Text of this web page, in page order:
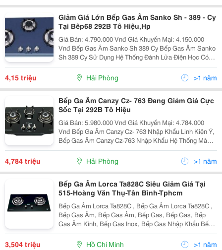
Giảm Giá Lớn Bếp Gas Âm Sanko Sh - 389 - Cy
Tại Bêp68 292B Tô Hiệu,Hp
Giá Bán: 4.790.000 Vnđ Giá Khuyến Mại: 4.150.000
Vnđ Bếp Gas Âm Sanko Sh 389 Cy Bếp Gas Âm Sanko
Sh 389 Cy Sử Dụng Hệ Thống Đánh Lửa Điện Học Có
Bộ Phận Điều Khiển Bằng Các Thiết Bị Điện Tử Tạo Ra
Các Tia Lửa Điện Giúp Nhiê
4,15 triệu Hải Phòng >1 năm
Bếp Ga Âm Canzy Cz- 763 Đang Giảm Giá Cực
Sốc Tại 292B Tô Hiệu
Giá Bán: 5.980.000 Vnđ Giá Khuyến Mại: 4.784.000
Vnđ Bếp Ga Âm Canzy Cz- 763 Nhập Khẩu Linh Kiện Ý,
Bếp Gas Âm Canzy Cz-763 Nhập Khẩu Hệ Thống Mâm
Lửa Nguyên Chiếc Cho Lửa Xanh. Bếp Ga Canzy Cz
763 Kết Cấu Ba Lò Nấu Với Hai Mâm Lửa To
4,784 triệu Hải Phòng >1 năm
Bếp Ga Âm Lorca Ta828C Siêu Giảm Giá Tại
515-Hoàng Văn Thụ-Tân Bình-Tphcm
Bếp Ga Âm Lorca Ta828C , Bếp Ga Âm Lorca Ta828C ,
Bếp Gas Âm, Bếp Gas Âm, Bếp Gas, Bếp Gas, Bếp
Gas Âm Kính, Bếp Gas Inox, Bếp Gas Nhập Khẩu Bếp
Gas Âm Lorca Ta828C Giá Khuyến Mãi : 3.504.000 Vnđ
( Tặng Kèm 01 Bộ Dây, Van Gas Trị Giá 800.000 Vn
3,504 triệu Hồ Chí Minh >1 năm